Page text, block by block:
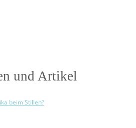
und Artikel
beim Stillen?